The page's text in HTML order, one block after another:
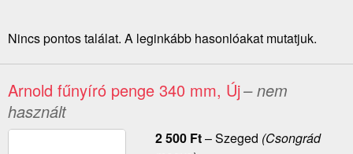
Nincs pontos találat. A leginkább hasonlóakat mutatjuk.
Arnold fűnyíró penge 340 mm, Új– nem
használt
2 500 Ft–Szeged (Csongrád